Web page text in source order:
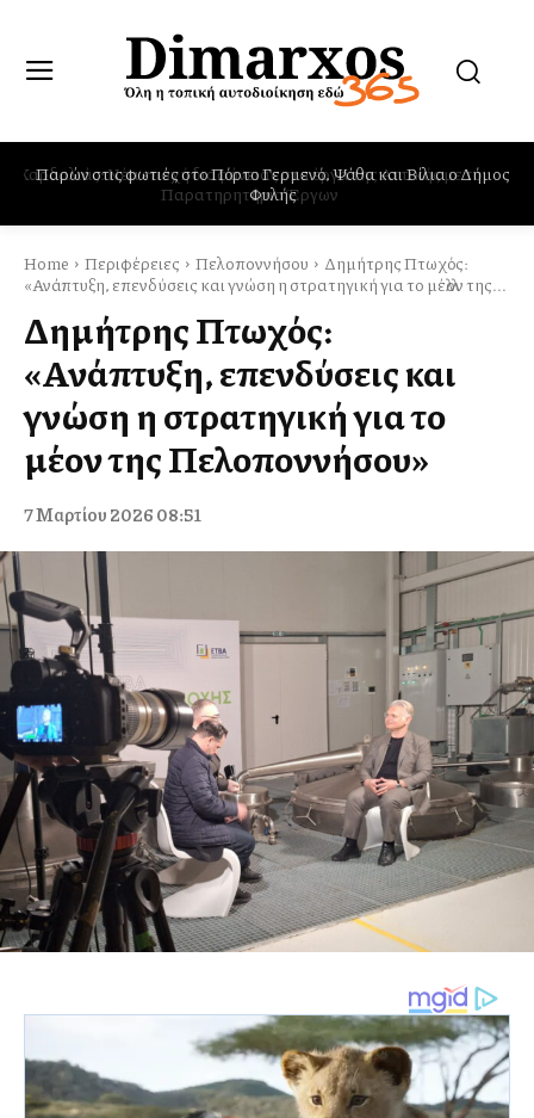
Παρών στις φωτιές στο Πόρτο Γερμενό, Ψάθα και Βίλια ο Δήμος
Φυλής
Home Περιφέρειες Πελοποννήσου
Δημήτρης Πτωχός:
«Ανάπτυξη, επενδύσεις και γνώση η στρατηγική για το μέλλον της...
Δημήτρης Πτωχός:
«Ανάπτυξη, επενδύσεις και
γνώση η στρατηγική για το
μέλλον της Πελοποννήσου»
7 Μαρτίου 2026 08:51